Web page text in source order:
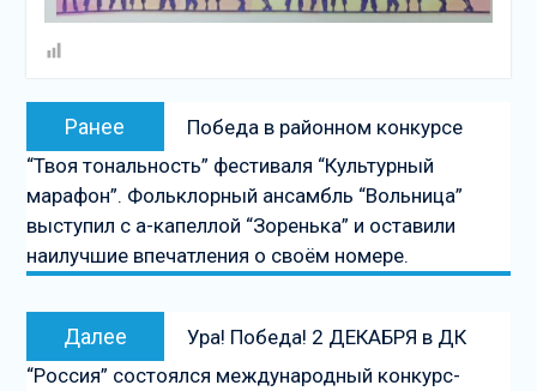
Навигация
записям
Ранее
Предыдущая
запись:
Победа в районном конкурсе
“Твоя тональность” фестиваля “Культурный
марафон”. Фольклорный ансамбль “Вольница”
выступил с а-капеллой “Зоренька” и оставили
наилучшие впечатления о своём номере.
Далее
Следующая
запись
Ура! Победа! 2 ДЕКАБРЯ в ДК
“Россия” состоялся международный конкурс-